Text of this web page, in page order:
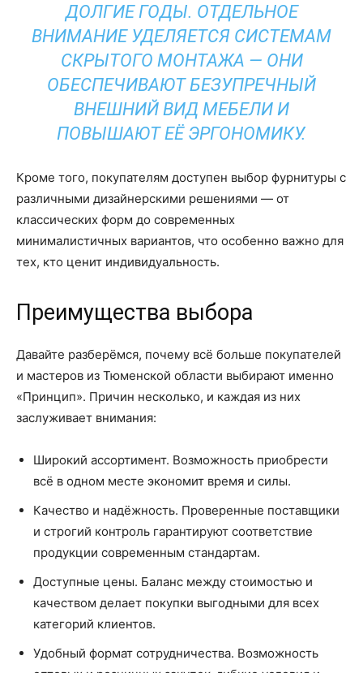
ДОЛГИЕ ГОДЫ. ОТДЕЛЬНОЕ
ВНИМАНИЕ УДЕЛЯЕТСЯ СИСТЕМАМ
СКРЫТОГО МОНТАЖА — ОНИ
ОБЕСПЕЧИВАЮТ БЕЗУПРЕЧНЫЙ
ВНЕШНИЙ ВИД МЕБЕЛИ И
ПОВЫШАЮТ ЕЁ ЭРГОНОМИКУ.
Кроме того, покупателям доступен выбор фурнитуры с
различными дизайнерскими решениями — от
классических форм до современных
минималистичных вариантов, что особенно важно для
тех, кто ценит индивидуальность.
Преимущества выбора
Давайте разберёмся, почему всё больше покупателей
и мастеров из Тюменской области выбирают именно
«Принцип». Причин несколько, и каждая из них
заслуживает внимания:
Широкий ассортимент. Возможность приобрести
всё в одном месте экономит время и силы.
Качество и надёжность. Проверенные поставщики
и строгий контроль гарантируют соответствие
продукции современным стандартам.
Доступные цены. Баланс между стоимостью и
качеством делает покупки выгодными для всех
категорий клиентов.
Удобный формат сотрудничества. Возможность